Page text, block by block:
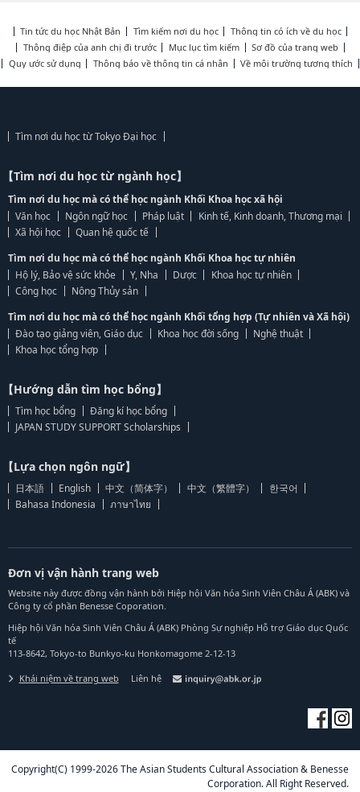
Tin tức du học Nhật Bản Tìm kiếm nơi du học
Thông tin có ích về du học
Thông điệp của anh chị đi trước
Mục lục tìm kiếm
Sơ đồ của trang web
Quy ước sử dụng
Thông báo về thông tin cá nhân Về môi trường tương thích
Tìm nơi du học từ Tokyo Đại học
【Tìm nơi du học từ ngành học】
Tìm nơi du học mà có thể học ngành Khối Khoa học xã hội
Văn học
Ngôn ngữ học Pháp luật
Kinh tế, Kinh doanh, Thương mại
Xã hội học
Quan hệ quốc tế
Tìm nơi du học mà có thể học ngành Khối Khoa học tự nhiên
Hộ lý, Bảo vệ sức khỏe
Y, Nha Dược
Khoa học tự nhiên
Công học
Nông Thủy sản
Tìm nơi du học mà có thể học ngành Khối tổng hợp (Tự nhiên và Xã hội)
Đào tạo giảng viên, Giáo dục
Khoa học đời sống
Nghệ thuật
Khoa học tổng hợp
【Hướng dẫn tìm học bổng】
Tìm học bổng
Đăng kí học bổng
JAPAN STUDY SUPPORT Scholarships
【Lựa chọn ngôn ngữ】
日本語 English 中文（简体字） 中文（繁體字）
한국어
Bahasa Indonesia
ภาษาไทย
Đơn vị vận hành trang web
Website này được đồng vận hành bởi Hiệp hội Văn hóa Sinh Viên Châu Á (ABK) và
Công ty cổ phần Benesse Coporation.
Hiệp hội Văn hóa Sinh Viên Châu Á (ABK) Phòng Sự nghiệp Hỗ trợ Giáo dục Quốc
tế
113-8642, Tokyo-to Bunkyo-ku Honkomagome 2-12-13
Khái niệm về trang web Liên hệ
Copyright(C) 1999-2026 The Asian Students Cultural Association & Benesse
Corporation. All Right Reserved.